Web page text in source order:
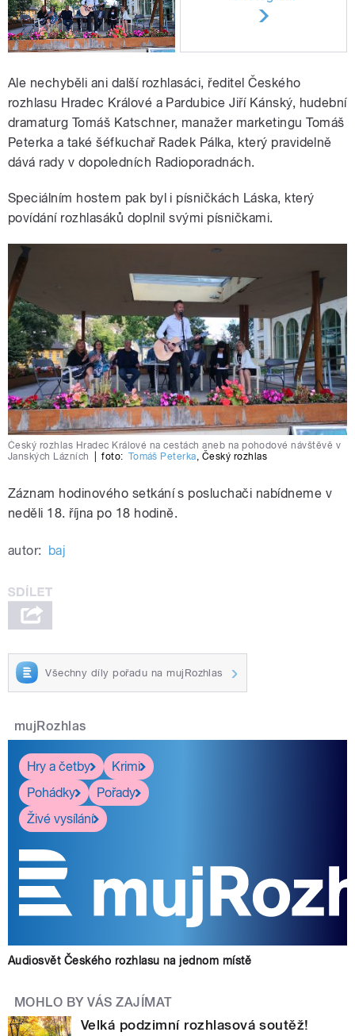
Ale nechyběli ani další rozhlasáci, ředitel Českého
rozhlasu Hradec Králové a Pardubice Jiří Kánský, hudební
dramaturg Tomáš Katschner, manažer marketingu Tomáš
Peterka a také šéfkuchař Radek Pálka, který pravidelně
dává rady v dopoledních Radioporadnách.
Speciálním hostem pak byl i písničkách Láska, který
povídání rozhlasáků doplnil svými písničkami.
Český rozhlas Hradec Králové na cestách aneb na pohodové návštěvě v
Janských Lázních
foto: Tomáš Peterka, Český rozhlas
Záznam hodinového setkání s posluchači nabídneme v
neděli 18. října po 18 hodině.
autor: baj
Všechny díly pořadu na mujRozhlas
mujRozhlas
Hry a četby
Krimi
Pohádky
Pořady
Živé vysílání
Audiosvět Českého rozhlasu na jednom místě
MOHLO BY VÁS ZAJÍMAT
Velká podzimní rozhlasová soutěž!